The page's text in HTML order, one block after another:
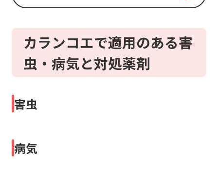
カランコエで適用のある害
虫・病気と対処薬剤
害虫
病気